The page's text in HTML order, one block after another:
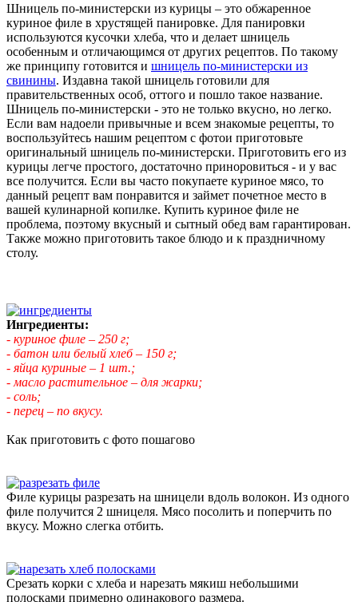
Шницель по-министерски из курицы – это обжаренное
куриное филе в хрустящей панировке. Для панировки
используются кусочки хлеба, что и делает шницель
особенным и отличающимся от других рецептов. По такому
же принципу готовится и шницель по-министерски из
свинины. Издавна такой шницель готовили для
правительственных особ, оттого и пошло такое название.
Шницель по-министерски - это не только вкусно, но легко.
Если вам надоели привычные и всем знакомые рецепты, то
воспользуйтесь нашим рецептом с фотои приготовьте
оригинальный шницель по-министерски. Приготовить его из
курицы легче простого, достаточно приноровиться - и у вас
все получится. Если вы часто покупаете куриное мясо, то
данный рецепт вам понравится и займет почетное место в
вашей кулинарной копилке. Купить куриное филе не
проблема, поэтому вкусный и сытный обед вам гарантирован.
Также можно приготовить такое блюдо и к праздничному
столу.
Ингредиенты:
- куриное филе – 250 г;
- батон или белый хлеб – 150 г;
- яйца куриные – 1 шт.;
- масло растительное – для жарки;
- соль;
- перец – по вкусу.
Как приготовить с фото пошагово
Филе курицы разрезать на шницели вдоль волокон. Из одного
филе получится 2 шницеля. Мясо посолить и поперчить по
вкусу. Можно слегка отбить.
Срезать корки с хлеба и нарезать мякиш небольшими
полосками примерно одинакового размера.